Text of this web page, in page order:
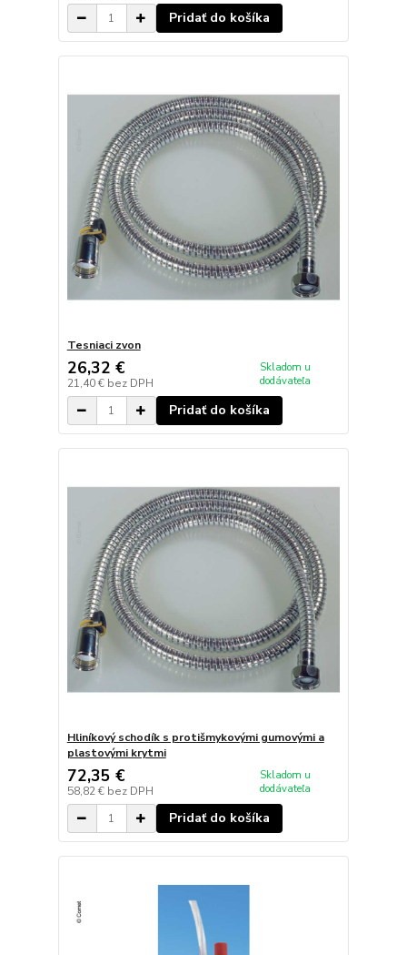
Pridať do košíka
Tesniaci zvon
26,32 €
21,40 € bez DPH
Skladom u
dodávateľa
Pridať do košíka
Hliníkový schodík s protišmykovými gumovými a
plastovými krytmi
72,35 €
58,82 € bez DPH
Skladom u
dodávateľa
Pridať do košíka